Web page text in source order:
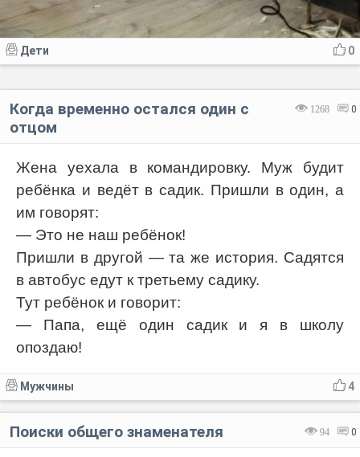
0
Дети
1268 0
Когда временно остался один с
отцом
Жена уехала в командировку. Муж будит
ребёнка и ведёт в садик. Пришли в один, а
им говорят:
— Это не наш ребёнок!
Пришли в другой — та же история. Садятся
в автобус едут к третьему садику.
Тут ребёнок и говорит:
— Папа, ещё один садик и я в школу
опоздаю!
4
Мужчины
94 0
Поиски общего знаменателя